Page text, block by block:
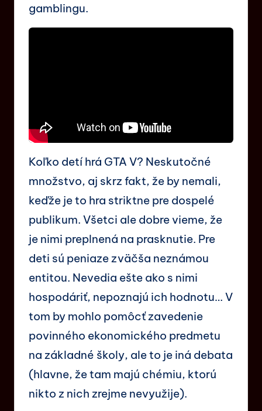
gamblingu.
Koľko detí hrá GTA V? Neskutočné
množstvo, aj skrz fakt, že by nemali,
keďže je to hra striktne pre dospelé
publikum. Všetci ale dobre vieme, že
je nimi preplnená na prasknutie. Pre
deti sú peniaze zväčša neznámou
entitou. Nevedia ešte ako s nimi
hospodáriť, nepoznajú ich hodnotu… V
tom by mohlo pomôcť zavedenie
povinného ekonomického predmetu
na základné školy, ale to je iná debata
(hlavne, že tam majú chémiu, ktorú
nikto z nich zrejme nevyužije).